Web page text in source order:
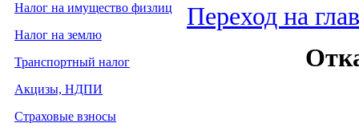
Налог на имущество физлиц
Налог на землю
Транспортный налог
Акцизы, НДПИ
Страховые взносы
Переход на